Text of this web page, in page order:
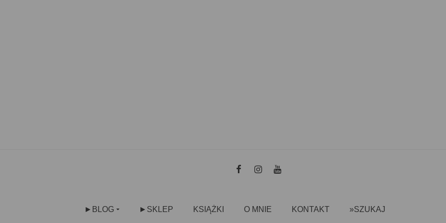
►BLOG ►SKLEP KSIĄŻKI O MNIE KONTAKT »SZUKAJ